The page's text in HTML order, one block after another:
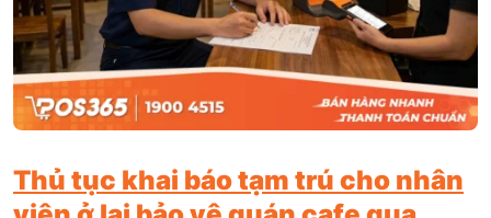
Thủ tục khai báo tạm trú cho nhân